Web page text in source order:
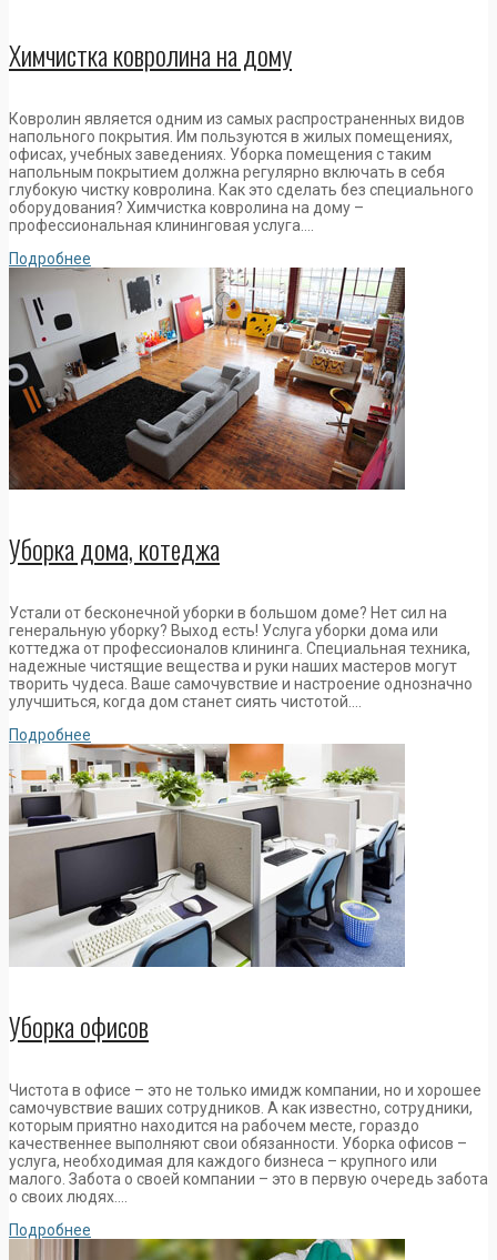
Химчистка ковролина на дому
Ковролин является одним из самых распространенных видов
напольного покрытия. Им пользуются в жилых помещениях,
офисах, учебных заведениях. Уборка помещения с таким
напольным покрытием должна регулярно включать в себя
глубокую чистку ковролина. Как это сделать без специального
оборудования? Химчистка ковролина на дому –
профессиональная клининговая услуга….
Подробнее
Уборка дома, котеджа
Устали от бесконечной уборки в большом доме? Нет сил на
генеральную уборку? Выход есть! Услуга уборки дома или
коттеджа от профессионалов клининга. Специальная техника,
надежные чистящие вещества и руки наших мастеров могут
творить чудеса. Ваше самочувствие и настроение однозначно
улучшиться, когда дом станет сиять чистотой….
Подробнее
Уборка офисов
Чистота в офисе – это не только имидж компании, но и хорошее
самочувствие ваших сотрудников. А как известно, сотрудники,
которым приятно находится на рабочем месте, гораздо
качественнее выполняют свои обязанности. Уборка офисов –
услуга, необходимая для каждого бизнеса – крупного или
малого. Забота о своей компании – это в первую очередь забота
о своих людях….
Подробнее